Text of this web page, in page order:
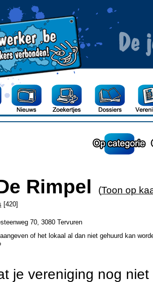
Rimpel (Toon op
[420]
70, 3080 Tervuren
of het lokaal al dan niet gehuurd kan
je vereniging nog